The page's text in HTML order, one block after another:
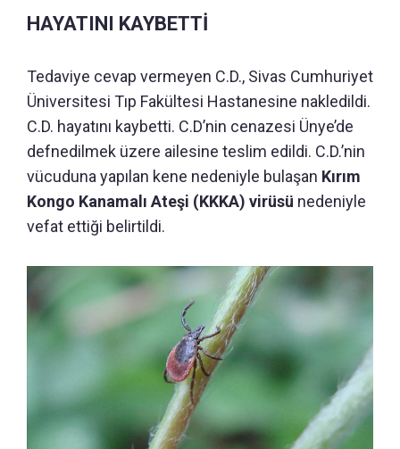
HAYATINI KAYBETTİ
Tedaviye cevap vermeyen C.D., Sivas Cumhuriyet
Üniversitesi Tıp Fakültesi Hastanesine nakledildi.
C.D. hayatını kaybetti. C.D’nin cenazesi Ünye’de
defnedilmek üzere ailesine teslim edildi. C.D.’nin
vücuduna yapılan kene nedeniyle bulaşan Kırım
Kongo Kanamalı Ateşi (KKKA) virüsü nedeniyle
vefat ettiği belirtildi.